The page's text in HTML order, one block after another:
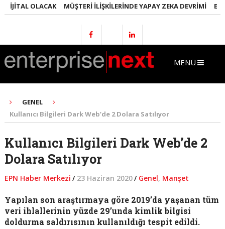
OLACAK MÜŞTERI İLIŞKILERINDE YAPAY ZEKA DEVRIMI
MENÜ
GENEL
Kullanıcı Bilgileri Dark Web’de 2 Dolara Satılıyor
Kullanıcı Bilgileri Dark Web’de 2
Dolara Satılıyor
EPN Haber Merkezi / 23 Haziran 2020/ Genel, Manşet
Yapılan son araştırmaya göre 2019’da yaşanan tüm
veri ihlallerinin yüzde 29’unda kimlik bilgisi
doldurma saldırısının kullanıldığı tespit edildi.